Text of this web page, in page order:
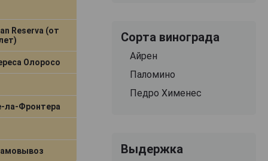
и Азии.
Бренд
за умение
символом
Reserva (от
Олоросо
Сорта винограда
Айрен
Паломино
Педро Хименес
Выдержка